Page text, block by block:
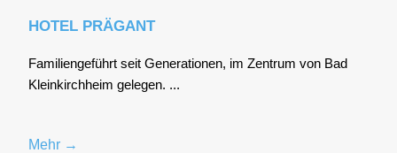
HOTEL PRÄGANT
Fami­li­en­ge­führt seit Gene­ra­tio­nen, im Zen­trum von Bad
Klein­kirch­heim gele­gen. ...
Mehr →